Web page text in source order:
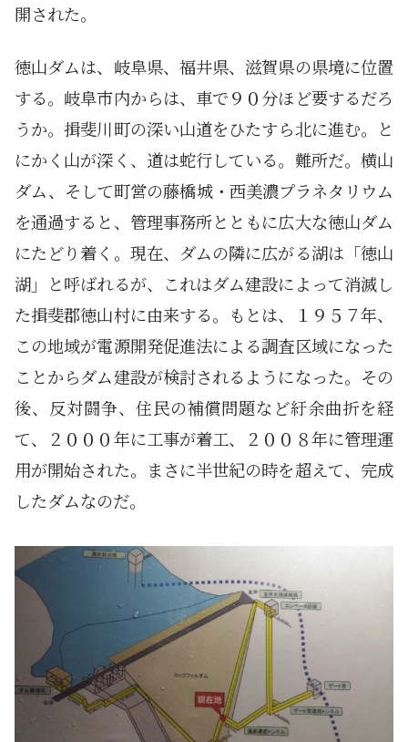
開された。
徳山ダムは、岐阜県、福井県、滋賀県の県境に位置
する。岐阜市内からは、車で９０分ほど要するだろ
うか。揖斐川町の深い山道をひたすら北に進む。と
にかく山が深く、道は蛇行している。難所だ。横山
ダム、そして町営の藤橋城・西美濃プラネタリウム
を通過すると、管理事務所とともに広大な徳山ダム
にたどり着く。現在、ダムの隣に広がる湖は「徳山
湖」と呼ばれるが、これはダム建設によって消滅し
た揖斐郡徳山村に由来する。もとは、１９５７年、
この地域が電源開発促進法による調査区域になった
ことからダム建設が検討されるようになった。その
後、反対闘争、住民の補償問題など紆余曲折を経
て、２０００年に工事が着工、２００８年に管理運
用が開始された。まさに半世紀の時を超えて、完成
したダムなのだ。